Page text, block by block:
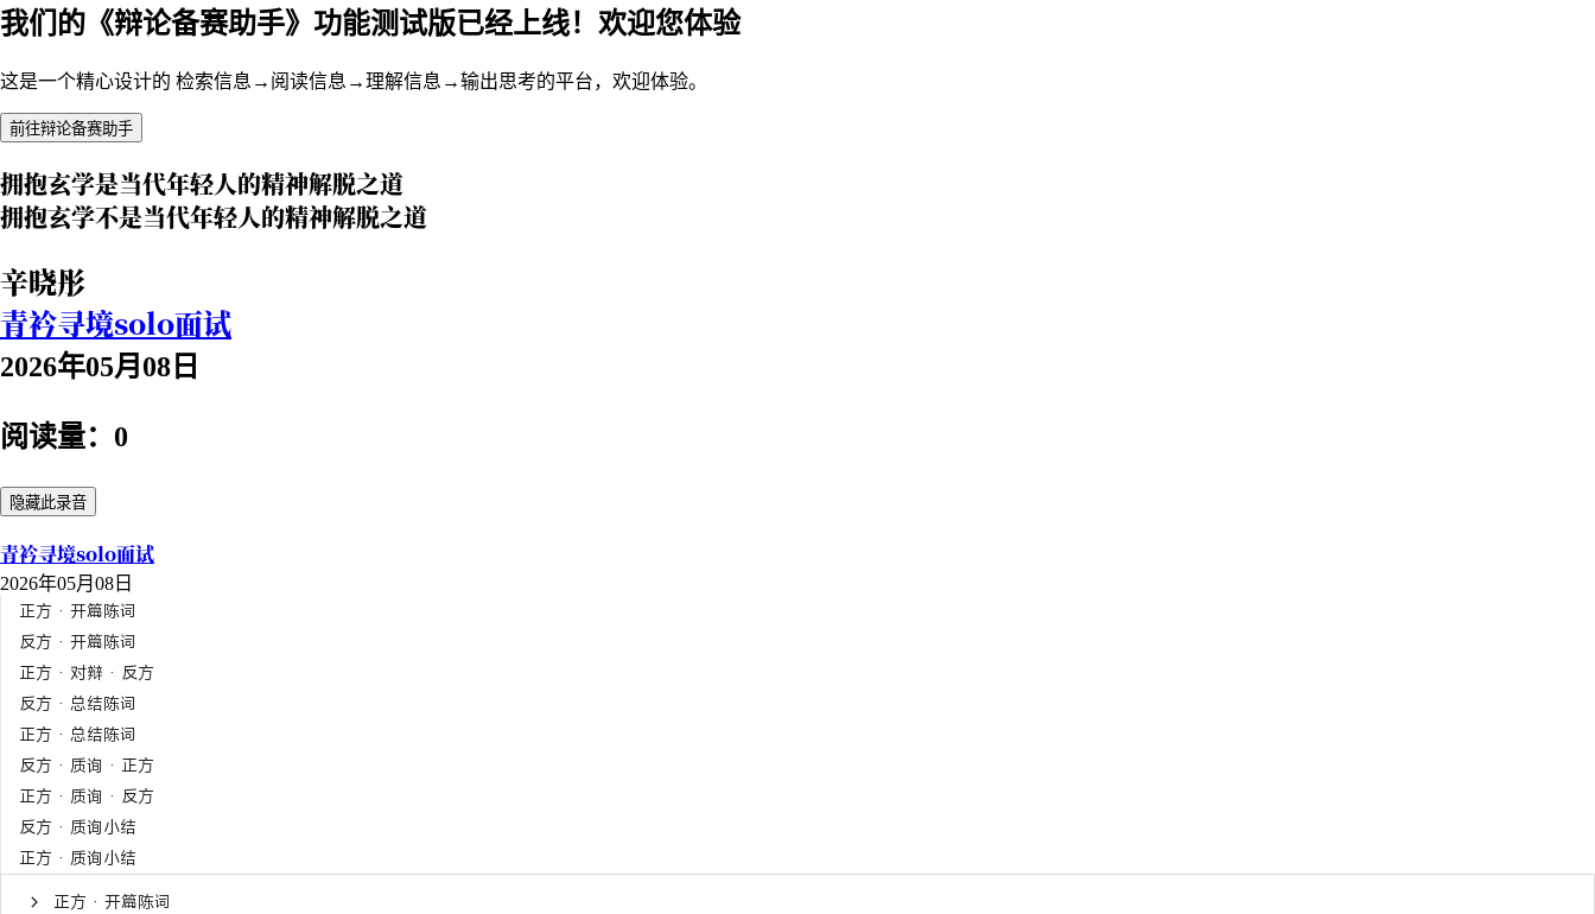
我们的《辩论备赛助手》功能测试版已经上线！欢迎您体验
这是一个精心设计的 检索信息→阅读信息→理解信息→输出思考的平台，欢迎体验。
前往辩论备赛助手
拥抱玄学是当代年轻人的精神解脱之道
拥抱玄学不是当代年轻人的精神解脱之道
辛晓彤
青衿寻境solo面试
2026年05月08日
阅读量：0
隐藏此录音
青衿寻境solo面试
2026年05月08日
正方 · 开篇陈词
反方 · 开篇陈词
正方 · 对辩 · 反方
反方 · 总结陈词
正方 · 总结陈词
反方 · 质询 · 正方
正方 · 质询 · 反方
反方 · 质询小结
正方 · 质询小结
正方 · 开篇陈词